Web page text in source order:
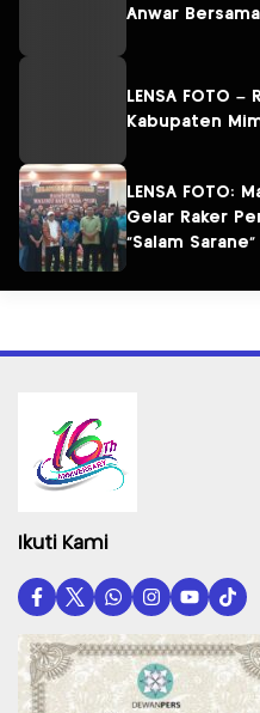
Anwar
LENSA FOTO –
Kabupaten
LENSA FOTO:
Gelar Raker
“Salam Sarane”
Ikuti Kami